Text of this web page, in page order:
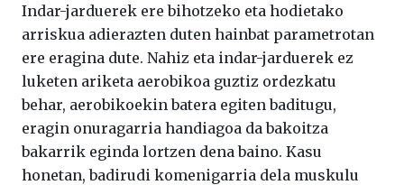
Indar-jarduerek ere bihotzeko eta hodietako
arriskua adierazten duten hainbat parametrotan
ere eragina dute. Nahiz eta indar-jarduerek ez
luketen ariketa aerobikoa guztiz ordezkatu
behar, aerobikoekin batera egiten baditugu,
eragin onuragarria handiagoa da bakoitza
bakarrik eginda lortzen dena baino. Kasu
honetan, badirudi komenigarria dela muskulu